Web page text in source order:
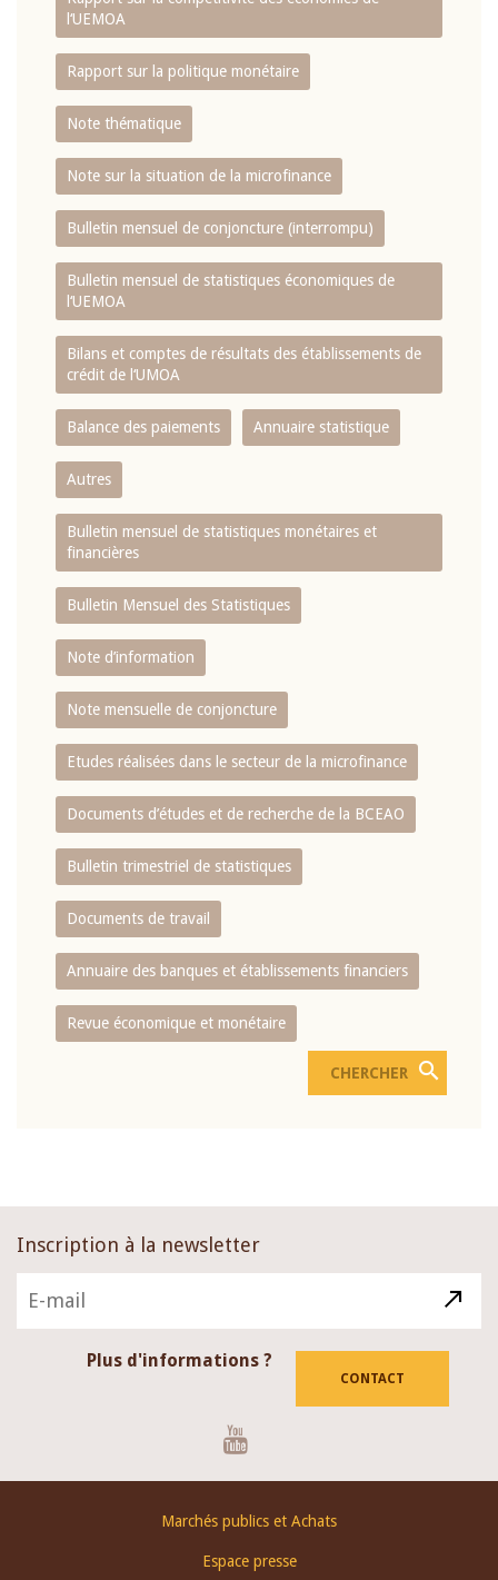
l‘UEMOA
Rapport sur la politique monétaire
Note thématique
Note sur la situation de la microfinance
Bulletin mensuel de conjoncture (interrompu)
Bulletin mensuel de statistiques économiques de
l‘UEMOA
Bilans et comptes de résultats des établissements de
crédit de l‘UMOA
Balance des paiements Annuaire statistique
Autres
Bulletin mensuel de statistiques monétaires et
financières
Bulletin Mensuel des Statistiques
Note d’information
Note mensuelle de conjoncture
Etudes réalisées dans le secteur de la microfinance
Documents d’études et de recherche de la BCEAO
Bulletin trimestriel de statistiques
Documents de travail
Annuaire des banques et établissements financiers
Revue économique et monétaire
Inscription à la newsletter
Plus d'informations ?
CONTACT
Marchés publics et Achats
Espace presse